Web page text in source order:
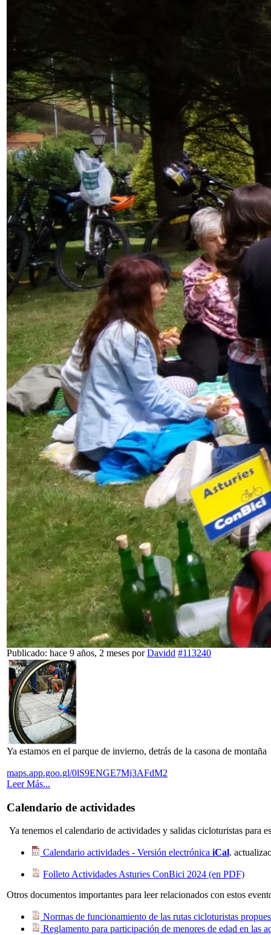
Publicado: hace 9 años, 2 meses porDavidd #113240
Ya estamos en el parque de invierno, detrás de la casona de montaña
maps.app.goo.gl/0lS9ENGE7Mj3AFdM2
Leer Más...
Calendario de actividades
Ya tenemos el calendario de actividades y salidas cicloturistas para
Calendario actividades - Versión electrónica iCal.
Folleto Actividades Asturies ConBici 2024 (en PDF)
Otros documentos importantes para leer relacionados con estos
Normas de funcionamiento de las rutas cicloturistas
Reglamento para participación de menores de edad en las